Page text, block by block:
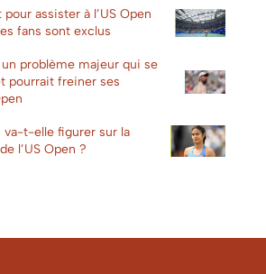
assister à l’US Open
fans sont exclus
problème majeur qui se
pourrait freiner ses
va-t-elle figurer sur la
l’US Open ?